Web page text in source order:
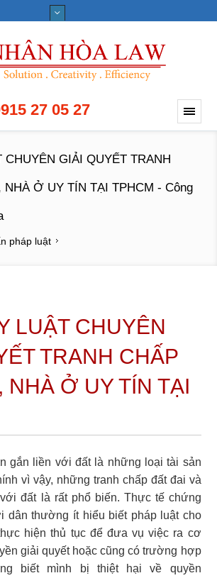
27 05 27
CHUYÊN GIẢI QUYẾT TRANH
Ở UY TÍN TẠI TPHCM - Công
pháp luật
LUẬT CHUYÊN
TRANH CHẤP
Ở UY TÍN TẠI
gắn liền với đất là những loại tài sản
vì vậy, những tranh chấp đất đai và
đất là rất phổ biến. Thực tế chứng
dân thường ít hiểu biết pháp luật cho
hiện thủ tục để đưa vụ việc ra cơ
giải quyết hoặc cũng có trường hợp
biết mình bị thiệt hại về quyền